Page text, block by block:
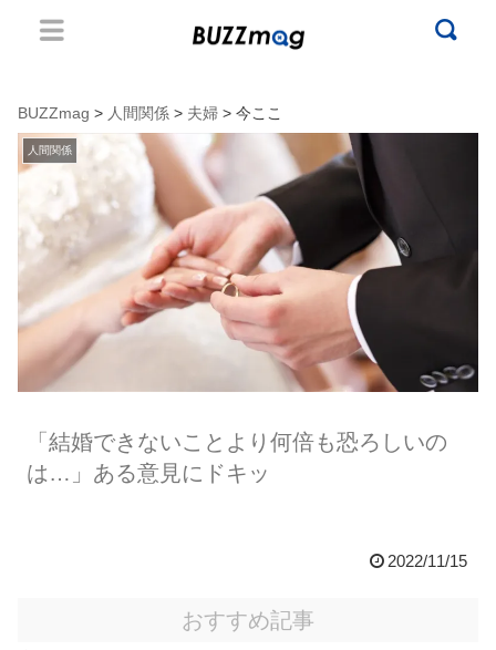
BUZZmag > 人間関係 > 夫婦 > 今ここ
人間関係
「結婚できないことより何倍も恐ろしいの
は…」ある意見にドキッ
2022/11/15
おすすめ記事